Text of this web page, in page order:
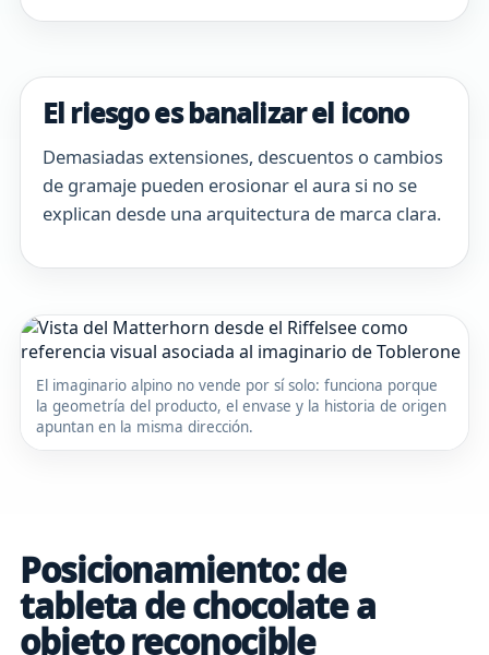
El riesgo es banalizar el icono
Demasiadas extensiones, descuentos o cambios
de gramaje pueden erosionar el aura si no se
explican desde una arquitectura de marca clara.
El imaginario alpino no vende por sí solo: funciona porque
la geometría del producto, el envase y la historia de origen
apuntan en la misma dirección.
Posicionamiento: de
tableta de chocolate a
objeto reconocible